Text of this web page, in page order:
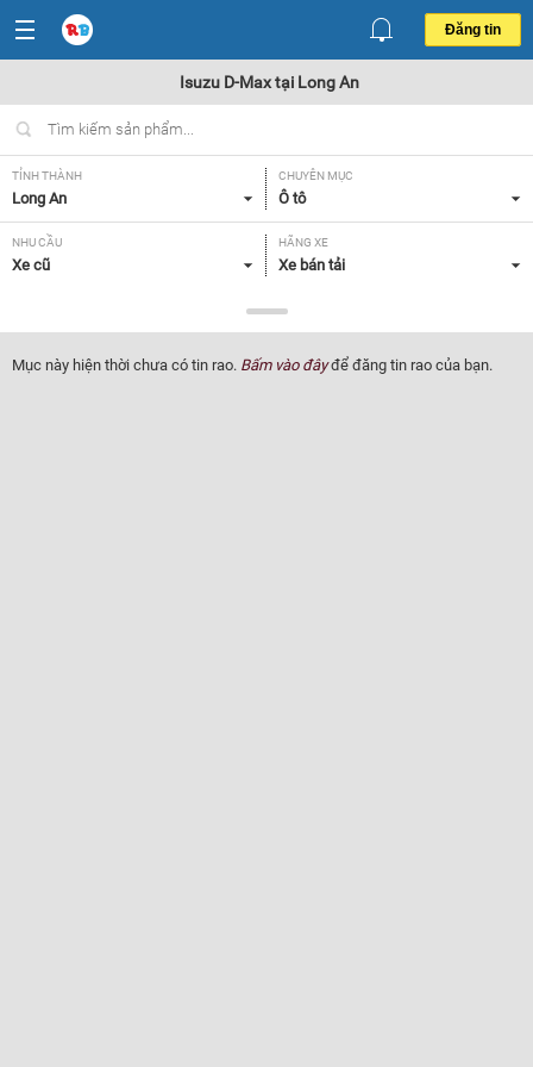
Đăng tin
Isuzu D-Max tại Long An
TỈNH THÀNH
Long An
CHUYÊN MỤC
Ô tô
NHU CẦU
Xe cũ
HÃNG XE
Xe bán tải
Isuzu D-Max
NĂM SẢN XUẤT
Tất cả
GIÁ XE XUẤT XỨ
Mục này hiện thời chưa có tin rao. Bấm vào đâyđể đăng tin rao của bạn.